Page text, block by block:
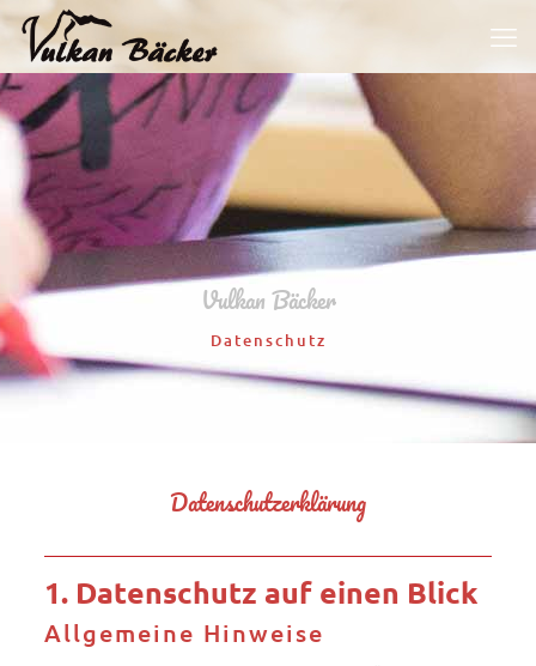
Vulkan Bäcker
Datenschutz
Datenschutzerklärung
1. Datenschutz auf einen Blick
Allgemeine Hinweise